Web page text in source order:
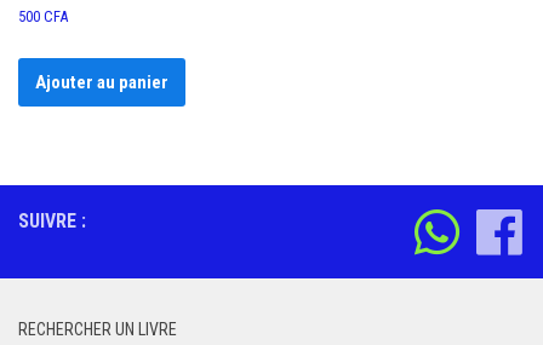
Note
5.00
500 CFA
Ajouter au panier
SUIVRE :
RECHERCHER UN LIVRE